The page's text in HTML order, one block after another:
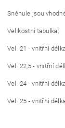
Sněhule jsou
Velikostní tabulka:
Vel. 21 - vnitřní
Vel. 22,5 - vnitřní
Vel. 24 - vnitřní
Vel. 25 - vnitřní